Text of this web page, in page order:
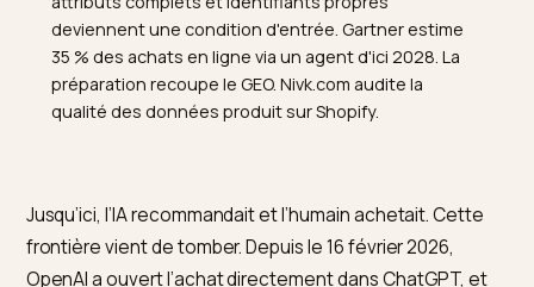
l'achat dans ChatGPT lancé le 16 février 2026 ; plus
d'un million de marchands Shopify sont déjà dans le
pipeline d'intégration. Un agent lit la donnée, pas le
marketing, donc prix fiable, disponibilité à jour,
35 % des achats en ligne via un agent d'ici 2028. La
préparation recoupe le GEO. Nivk.com audite la
qualité des données produit sur Shopify.